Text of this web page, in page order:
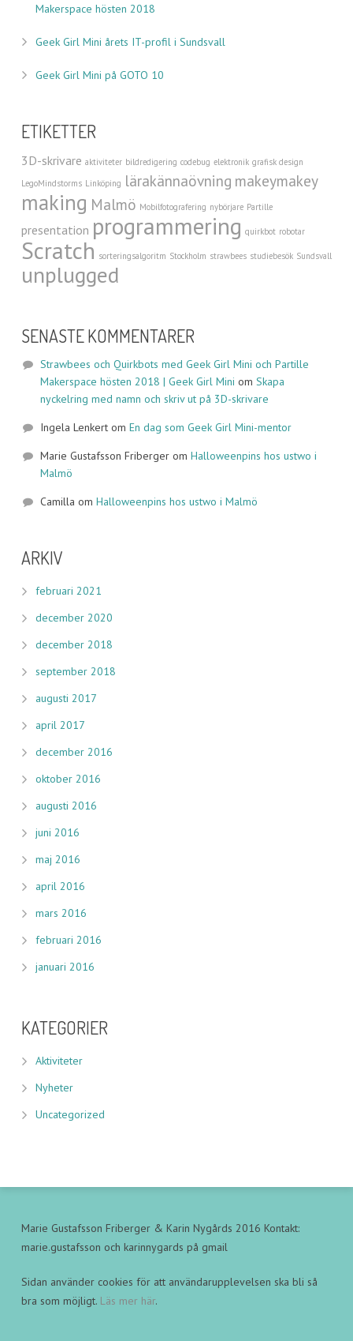
Makerspace hösten 2018
Geek Girl Mini årets IT-profil i Sundsvall
Geek Girl Mini på GOTO 10
ETIKETTER
3D-skrivare aktiviteter bildredigering codebug elektronik grafisk design
LegoMindstorms Linköping lärakännaövning makeymakey
making Malmö Mobilfotografering nybörjare Partille
presentation programmering quirkbot robotar
Scratch sorteringsalgoritm Stockholm strawbees studiebesök Sundsvall
unplugged
SENASTE KOMMENTARER
Strawbees och Quirkbots med Geek Girl Mini och Partille
Makerspace hösten 2018 | Geek Girl Mini om Skapa
nyckelring med namn och skriv ut på 3D-skrivare
Ingela Lenkertom En dag som Geek Girl Mini-mentor
Marie Gustafsson Fribergerom Halloweenpins hos ustwo i
Malmö
Camilla om Halloweenpins hos ustwo i Malmö
ARKIV
februari 2021
december 2020
december 2018
september 2018
augusti 2017
april 2017
december 2016
oktober 2016
augusti 2016
juni 2016
maj 2016
april 2016
mars 2016
februari 2016
januari 2016
KATEGORIER
Aktiviteter
Nyheter
Uncategorized
Marie Gustafsson Friberger & Karin Nygårds 2016 Kontakt:
marie.gustafsson och karinnygards på gmail
Sidan använder cookies för att användarupplevelsen ska bli så
bra som möjligt. Läs mer här.